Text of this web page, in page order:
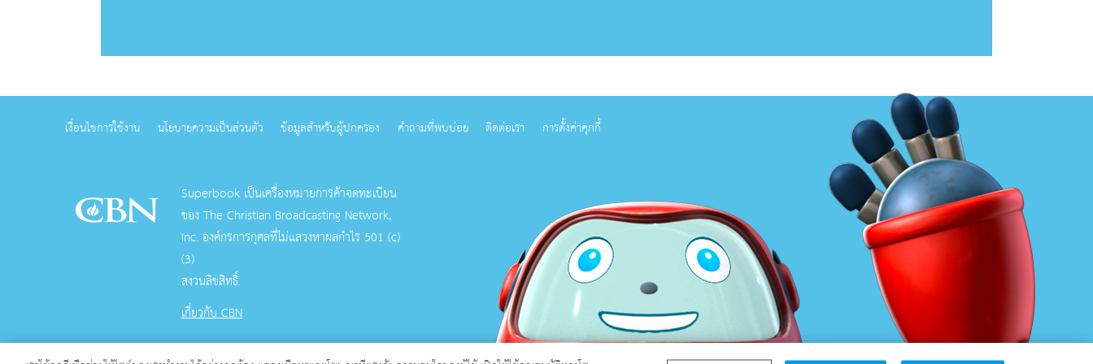
เงื่อนไขการใช้งาน นโยบายความเป็นส่วนตัว ข้อมูลสำหรับผู้ปกครอง คำถามที่พบบ่อย ติดต่อเรา การตั้งค่าคุกกี้
Superbook เป็นเครื่องหมายการค้าจดทะเบียน
ของ The Christian Broadcasting Network,
Inc. องค์กรการกุศลที่ไม่แสวงหาผลกําไร 501 (c)
(3)
สงวนลิขสิทธิ์.
เกี่ยวกับ CBN